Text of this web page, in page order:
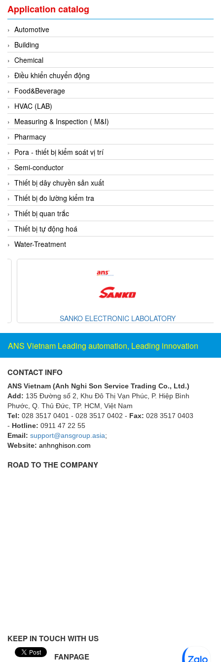
Evoqua
EXAIR
Exergen
Exide Technologies Vietnam
EXOR
FAIRCHILD
FANUC
FDM/ F.lli Della Marca Srl
FEIN
Felm
FESTO
FHF (EATON Crouse-Hinds)
Fife/ Maxcess
Fimet
Fine Suntronix
FineTek
FLENDER
Flexaust
FLIR
FLOMAG
flotron
Flow Force/ Super Green Power-Tech
Floweserve/PMV
Flow-Mon
FPZ
Francia Srl Vietnam
Application catalog
Automotive
Building
Chemical
Điều khiển chuyển động
Food&Beverage
HVAC (LAB)
Measuring & Inspection ( M&I)
Pharmacy
Pora - thiết bị kiểm soát vị trí
Semi-conductor
Thiết bị dây chuyền sản xuất
Thiết bị đo lường kiểm tra
Thiết bị quan trắc
Thiết bị tự động hoá
Water-Treatment
SANKO ELECTRONIC LABOLATORY
ANS Vietnam Leading automation, Leading innovation
CONTACT INFO
ANS Vietnam (Anh Nghi Son Service Trading Co., Ltd.)
Add: 135 Đường số 2, Khu Đô Thị Vạn Phúc, P. Hiệp Bình
Phước, Q. Thủ Đức, TP. HCM , Việt Nam
Tel: 028 3517 0401 - 028 3517 0402 - Fax: 028 3517 0403
- Hotline: 0911 47 22 55
Email: support@ansgroup.asia;
Website: anhnghison.com
ROAD TO THE COMPANY
KEEP IN TOUCH WITH US
FANPAGE